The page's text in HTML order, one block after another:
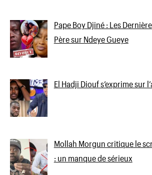
Pape Boy Djiné : Les
Père sur Ndeye Gueye
El Hadji Diouf s’exprime sur
Mollah Morgun critique le
: un manque de sérieux